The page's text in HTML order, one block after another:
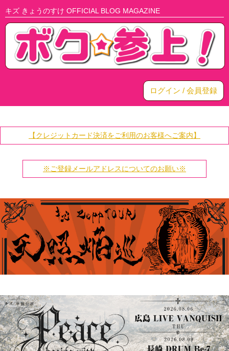
キズ きょうのすけ OFFICIAL BLOG MAGAZINE
ログイン / 会員登録
【クレジットカード決済をご利用のお客様へご案内】
※ご登録メールアドレスについてのお願い※